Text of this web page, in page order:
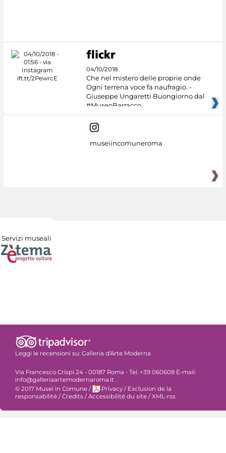
04/10/2018
Che nel mistero delle proprie onde
Ogni terrena voce fa naufragio. -
Giuseppe Ungaretti Buongiorno dal
#MuseoBarracco
museiincomuneroma
Servizi museali
Leggi le recensioni su: Galleria d'Arte Moderna
Via Francesco Crispi 24 - 00187 Roma - Tel. +39 060608 E-mail:
info@galleriaartemodernaroma.it
© 2017 Musei in Comune / Privacy / Exclusion de la
responsabilité / Credits / Accessibilité du site / XML-rss